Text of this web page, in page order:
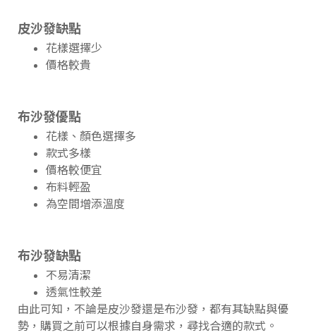
皮沙發缺點
花樣選擇少
價格較貴
布沙發優點
花樣、顏色選擇多
款式多樣
價格較便宜
布料輕盈
為空間增添溫度
布沙發缺點
不易清潔
透氣性較差
由此可知，不論是皮沙發還是布沙發，都有其缺點與優
勢，購買之前可以根據自身需求，尋找合適的款式。